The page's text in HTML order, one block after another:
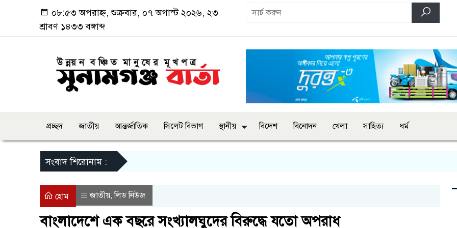
০৮:৫৩ অপরাহ্ন, শুক্রবার, ০৭ অগাস্ট ২০২৬, ২৩
শ্রাবণ ১৪৩৩ বঙ্গাব্দ
প্রচ্ছদ জাতীয় আন্তর্জাতিক সিলেট বিভাগ স্থানীয় বিদেশ বিনোদন খেলা সাহিত্য ধর্ম
সংবাদ শিরোনাম :
হোম জাতীয় ,লিড নিউজ
বাংলাদেশে এক বছরে সংখ্যালঘুদের বিরুদ্ধে যতো অপরাধ